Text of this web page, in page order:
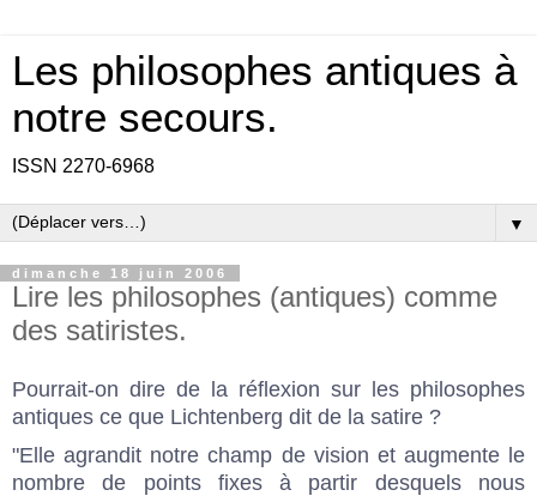
Les philosophes antiques à
notre secours.
ISSN 2270-6968
▼
dimanche 18 juin 2006
Lire les philosophes (antiques) comme
des satiristes.
Pourrait-on dire de la réflexion sur les philosophes
antiques ce que Lichtenberg dit de la satire ?
"Elle agrandit notre champ de vision et augmente le
nombre de points fixes à partir desquels nous